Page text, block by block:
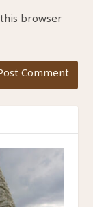
browser